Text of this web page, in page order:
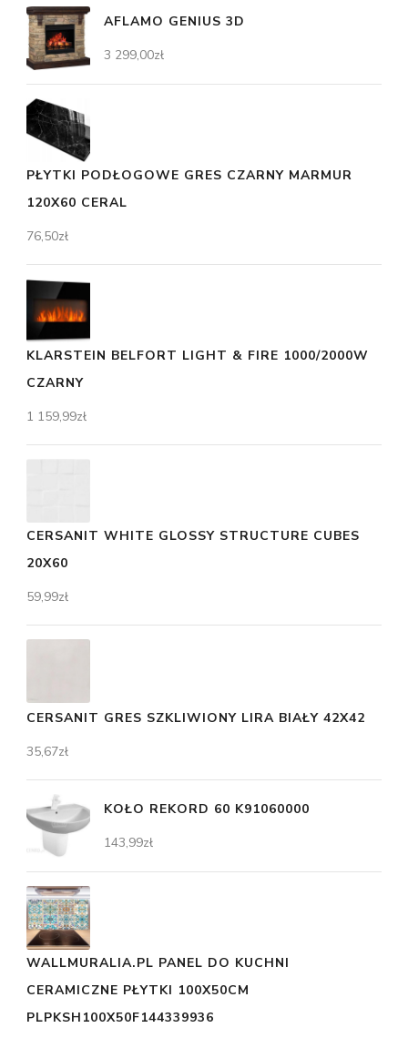
AFLAMO GENIUS 3D
3 299,00zł
PŁYTKI PODŁOGOWE GRES CZARNY MARMUR
120X60 CERAL
76,50zł
KLARSTEIN BELFORT LIGHT & FIRE 1000/2000W
CZARNY
1 159,99zł
CERSANIT WHITE GLOSSY STRUCTURE CUBES
20X60
59,99zł
CERSANIT GRES SZKLIWIONY LIRA BIAŁY 42X42
35,67zł
KOŁO REKORD 60 K91060000
143,99zł
WALLMURALIA.PL PANEL DO KUCHNI
CERAMICZNE PŁYTKI 100X50CM
PLPKSH100X50F144339936